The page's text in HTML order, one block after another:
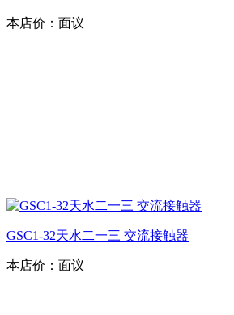
本店价： 面议
GSC1-32天水二一三 交流接触器
本店价： 面议